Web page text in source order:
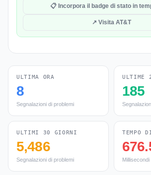
📋 Incorpora il badge di stato in
↗ Visita AT&T
ULTIMA ORA
8
Segnalazioni di problemi
ULTIME
185
ULTIMI 30 GIORNI
5,486
Segnalazioni di problemi
TEMPO
Millisecondi